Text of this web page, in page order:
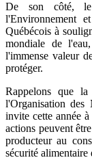
De son côté, le
l'Environnement
Québécois à
mondiale de
l'immense valeur
protéger.
Rappelons que
l'Organisation des
invite cette année
actions peuvent
producteur au
sécurité alimentaire